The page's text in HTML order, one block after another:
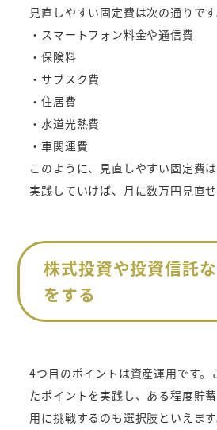
見直しやすい固定費は次の通りです
・スマートフォン料金や通信費
・保険料
・サブスク費
・住居費
・水道光熱費
・車関連費
このように、見直しやすい固定費
実践していけば、月に数万円見直
株式投資や投資信託
をする
4つ目のポイントは資産運用です。
たポイントを実践し、ある程度貯
用に挑戦するのも選択肢といえます